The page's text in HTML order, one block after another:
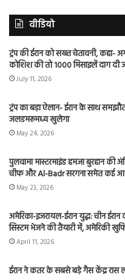
वीडियो
ट्रंप की ईरान को सख्त चेतावनी, कहा-
कोशिश की तो 1000 मिसाइलें दाग दी
July 11, 2026
ट्रंप का बड़ा ऐलान- ईरान के साथ
जलडमरूमध्य खुलेगा
May 24, 2026
पुलवामा मास्टरमाइंड हमजा बुरहान की
चीफ और Al-Badr सरगना समेत कई
May 23, 2026
अमेरिका-इजरायल-ईरान युद्ध: चीन
सिस्टम भेजने की तैयारी में, अमेरिकी
April 11, 2026
ईरान ने कतर के सबसे बड़े गैस केंद्र रास